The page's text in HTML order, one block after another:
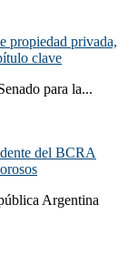
propiedad privada,
clave
para la...
del BCRA
Argentina